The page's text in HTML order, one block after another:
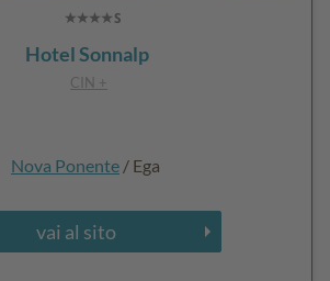
Hotel Sonnalp
CIN +
Nova Ponente / Ega
vai al sito